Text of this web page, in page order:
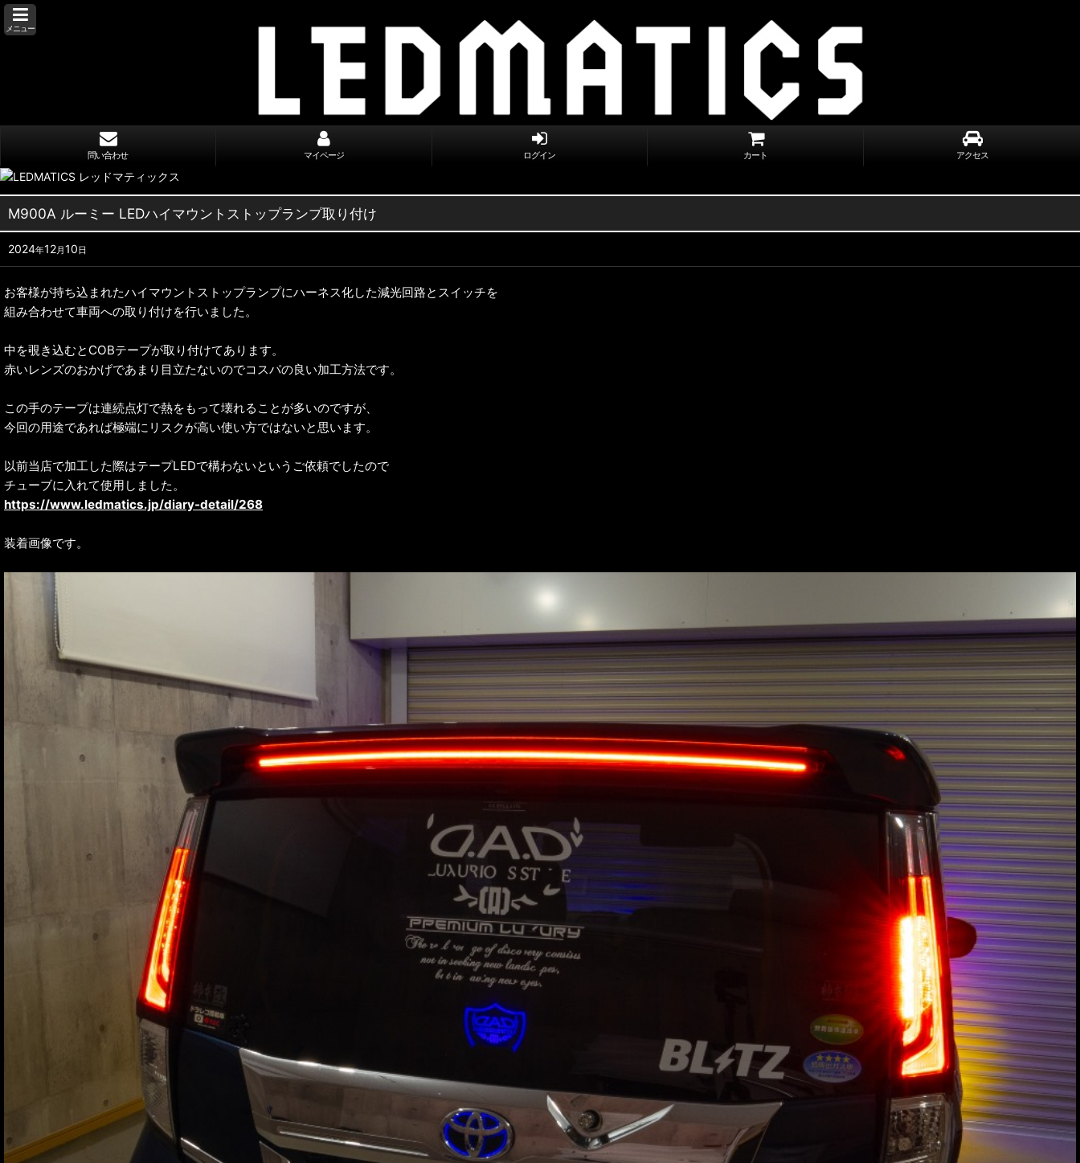
メニュー
問い合わせ マイページ ログイン カート アクセス
M900A ルーミー LEDハイマウントストップランプ取り付け
2024年12月 10 日
お客様が持ち込まれたハイマウントストップランプにハーネス化した減光回路とスイッチを
組み合わせて車両への取り付けを行いました。
中を覗き込むとCOBテープが取り付けてあります。
赤いレンズのおかげであまり目立たないのでコスパの良い加工方法です。
この手のテープは連続点灯で熱をもって壊れることが多いのですが、
今回の用途であれば極端にリスクが高い使い方ではないと思います。
以前当店で加工した際はテープLEDで構わないというご依頼でしたので
チューブに入れて使用しました。
https://www.ledmatics.jp/diary-detail/268
装着画像です。